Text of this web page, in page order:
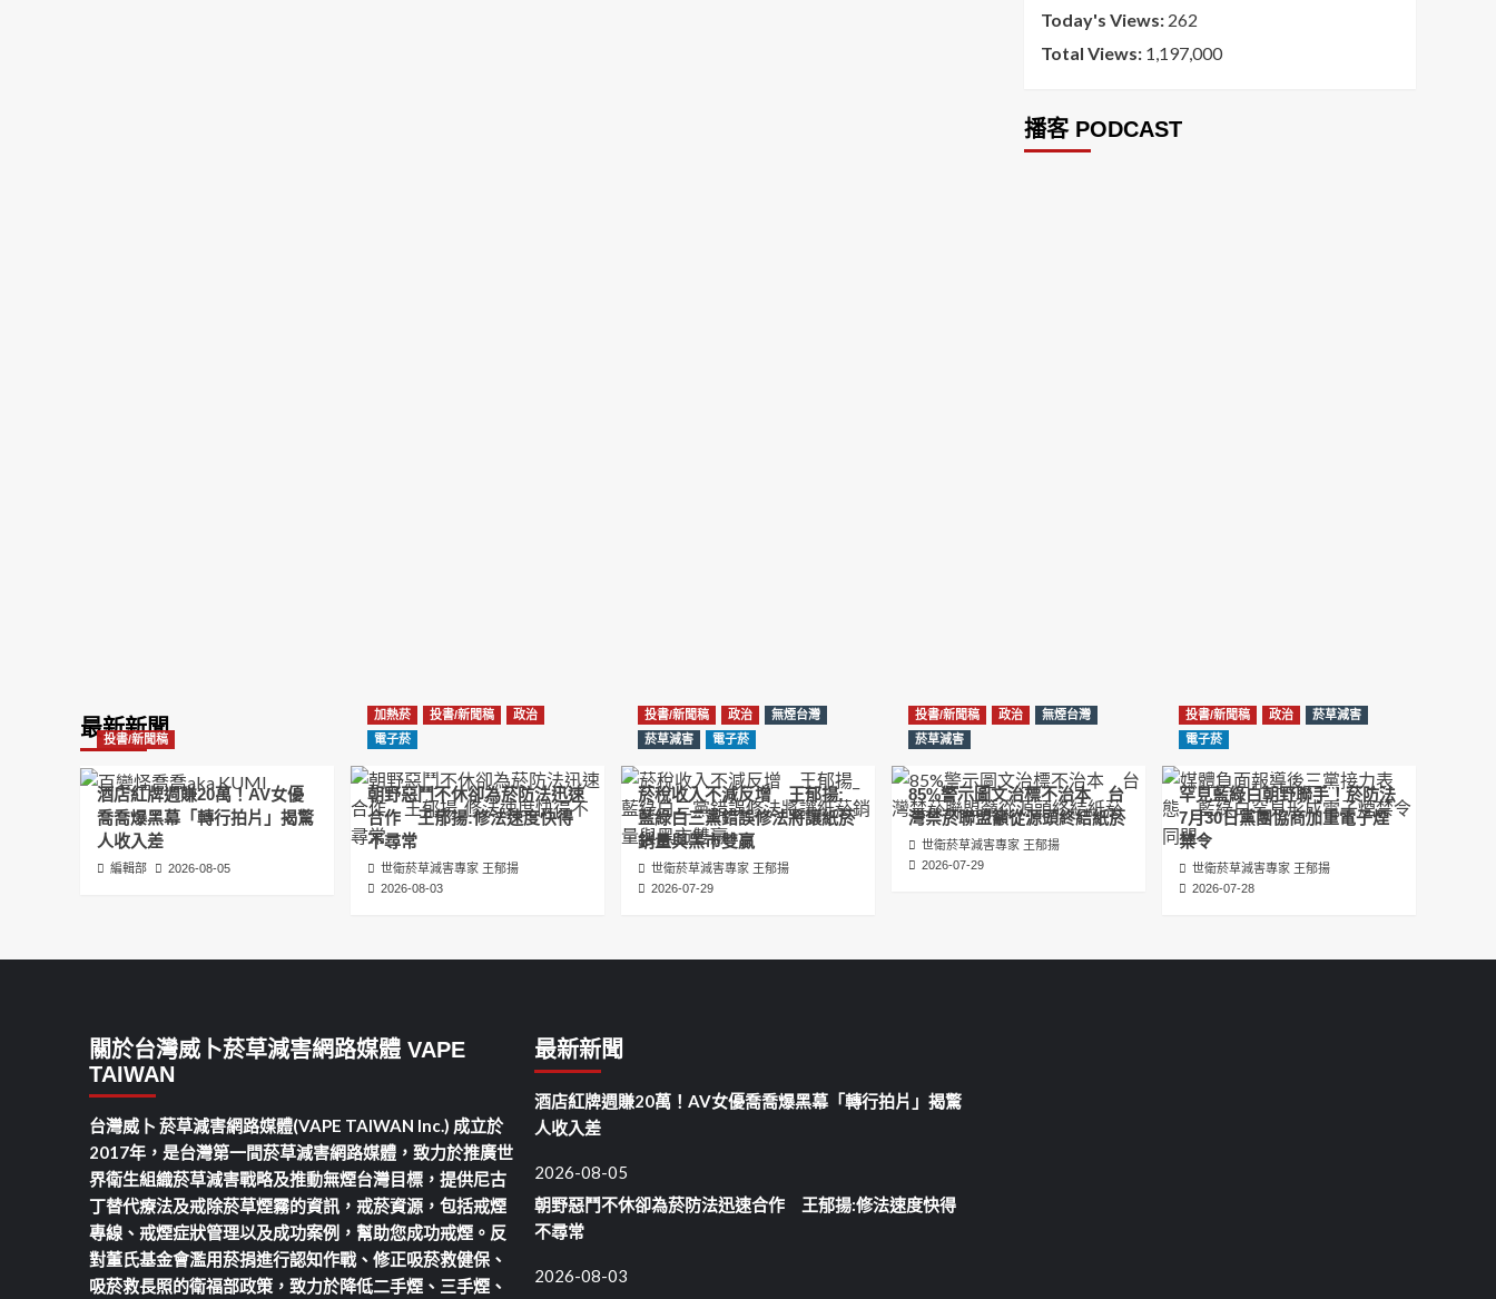
Today's Views: 262
Total Views: 1,197,000
播客 PODCAST
دليل مناصرة السجائر الإلكترونية: التاريخ الخفي
الاجتماعية #Fahad Al-Jalajel #فهد بن
عبدالرحمن الجلاجل #Sania Nishtar #ثانیہ نشتر;
2025-05-17
邊緣化科學：WHO對菸草減害策略的背離 ft.世
Information
最新新聞
投書/新聞稿
酒店紅牌週賺20萬！AV女優
喬喬爆黑幕「轉行拍片」揭驚
人收入差
編輯部 2026-08-05
加熱菸 投書/新聞稿
政治
電子菸
朝野惡鬥不休卻為菸防法迅速
合作 王郁揚:修法速度快得
不尋常
世衛菸草減害專家 王郁揚
2026-08-03
投書/新聞稿 政治
無煙台灣
菸草減害
電子菸
菸稅收入不減反增 王郁揚:
藍綠白三黨錯誤修法將讓紙菸
銷量與黑市雙贏
世衛菸草減害專家 王郁揚
2026-07-29
投書/新聞稿 政治
無煙台灣
菸草減害
85%警示圖文治標不治本 台
灣禁菸聯盟籲從源頭終結紙菸
世衛菸草減害專家 王郁揚
2026-07-29
投書/新聞稿 政治
菸草減害
電子菸
罕見藍綠白朝野聯手！菸防法
7月30日黨團協商加重電子煙
禁令
世衛菸草減害專家 王郁揚
2026-07-28
關於台灣威卜菸草減害網路媒體 VAPE
TAIWAN
台灣威卜 菸草減害網路媒體(VAPE TAIWAN Inc.) 成立於
2017年，是台灣第一間菸草減害網路媒體，致力於推廣世
界衛生組織菸草減害戰略及推動無煙台灣目標，提供尼古
丁替代療法及戒除菸草煙霧的資訊，戒菸資源，包括戒煙
專線、戒煙症狀管理以及成功案例，幫助您成功戒煙。反
對董氏基金會濫用菸捐進行認知作戰、修正吸菸救健保、
吸菸救長照的衛福部政策，致力於降低二手煙、三手煙、
最新新聞
酒店紅牌週賺20萬！AV女優喬喬爆黑幕「轉行拍片」揭驚
人收入差
2026-08-05
朝野惡鬥不休卻為菸防法迅速合作 王郁揚:修法速度快得
不尋常
2026-08-03